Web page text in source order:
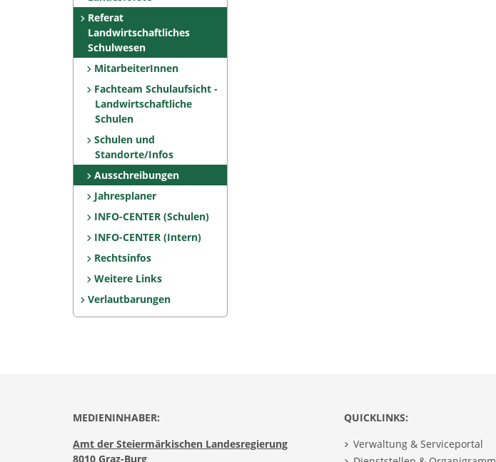
Referat
Landwirtschaftliches
Schulwesen
MitarbeiterInnen
Fachteam Schulaufsicht -
Landwirtschaftliche
Schulen
Schulen und
Standorte/Infos
Ausschreibungen
Jahresplaner
INFO-CENTER (Schulen)
INFO-CENTER (Intern)
Rechtsinfos
Weitere Links
Verlautbarungen
MEDIENINHABER:
Amt der Steiermärkischen Landesregierung
8010 Graz-Burg
QUICKLINKS:
Verwaltung & Serviceportal